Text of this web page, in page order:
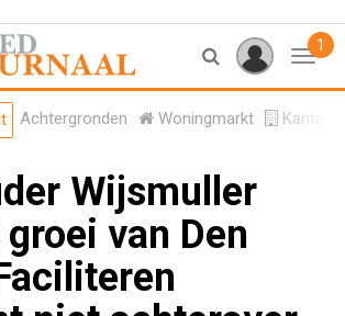
1
Achtergronden Woningmarkt
Wijsmuller
van Den